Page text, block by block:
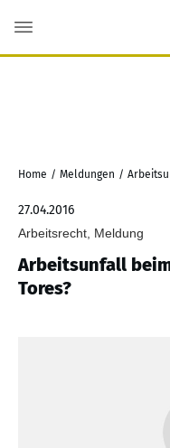
Home / Meldungen /
27.04.2016
Arbeitsrecht, Meldung
Arbeitsunfall
Tores?